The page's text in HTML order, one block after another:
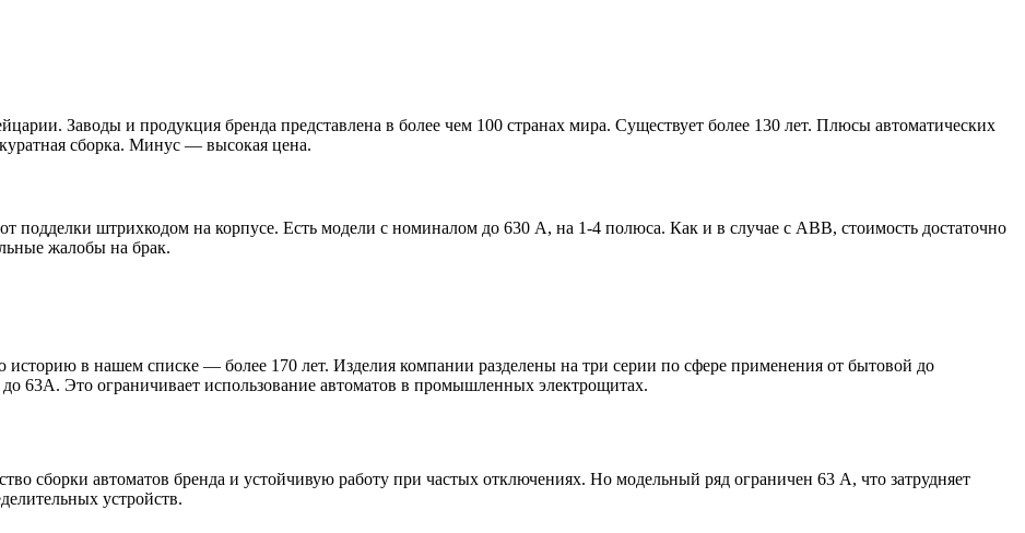
Заводы и продукция бренда представлена в более чем 100 странах мира. Существует более 130 лет. Плюсы автоматических
сборка. Минус — высокая цена.
штрихкодом на корпусе. Есть модели с номиналом до 630 А, на 1-4 полюса. Как и в случае с ABB, стоимость достаточно
жалобы на брак.
в нашем списке — более 170 лет. Изделия компании разделены на три серии по сфере применения от бытовой до
63А. Это ограничивает использование автоматов в промышленных электрощитах.
сборки автоматов бренда и устойчивую работу при частых отключениях. Но модельный ряд ограничен 63 А, что затрудняет
устройств.